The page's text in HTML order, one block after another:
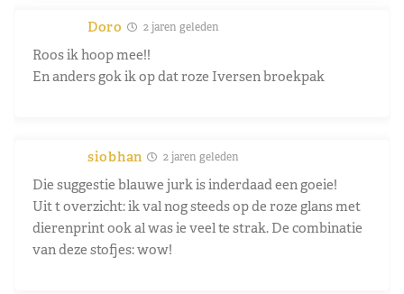
Doro 2 jaren geleden
Roos ik hoop mee!!
En anders gok ik op dat roze Iversen broekpak
siobhan 2 jaren geleden
Die suggestie blauwe jurk is inderdaad een goeie!
Uit t overzicht: ik val nog steeds op de roze glans met
dierenprint ook al was ie veel te strak. De combinatie
van deze stofjes: wow!